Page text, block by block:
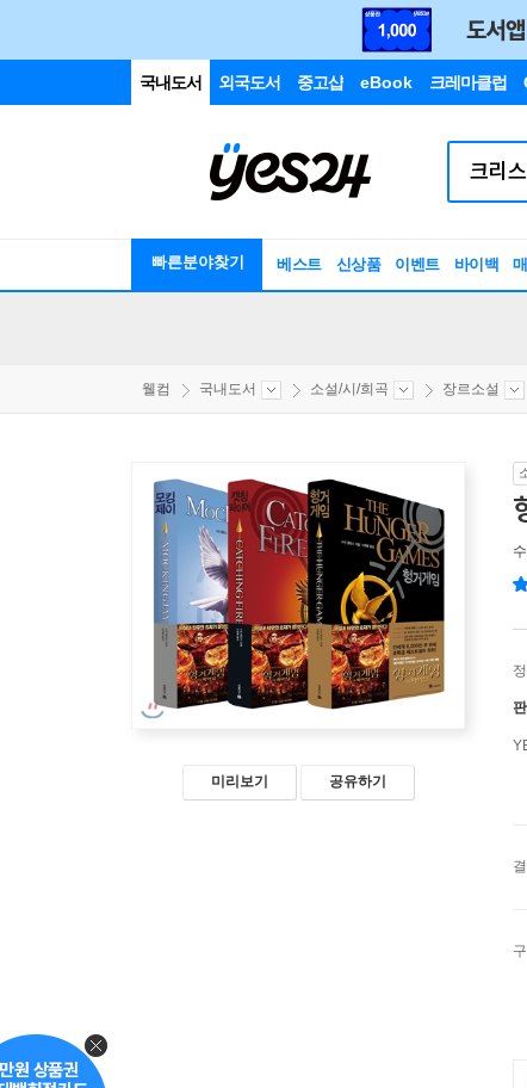
국내도서 외국도서 중고샵 eBook 크레마클럽
빠른분야찾기 베스트 신상품 이벤트 바이백
웰컴 국내도서 소설/시/희곡 장르소설
미리보기 공유하기